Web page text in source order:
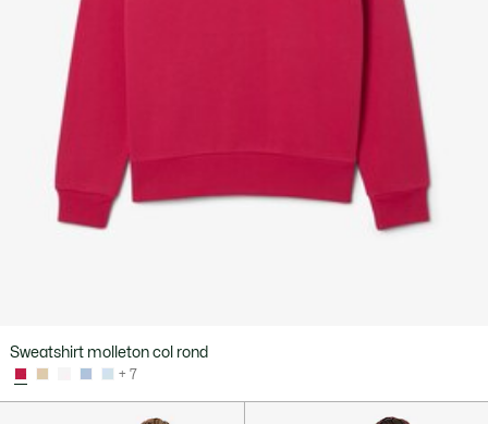
Sweatshirt molleton col rond
+ 7